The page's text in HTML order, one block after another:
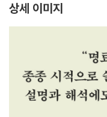
상세 이미지